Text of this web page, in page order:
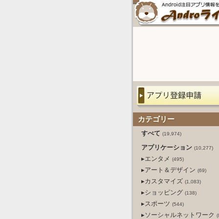
カテゴリー
すべて (19,974)
アプリケーション (10,277)
▸エンタメ (495)
▸アート＆デザイン (69)
▸カスタマイズ (1,083)
▸ショッピング (138)
▸スポーツ (544)
▸ソーシャルネットワーク